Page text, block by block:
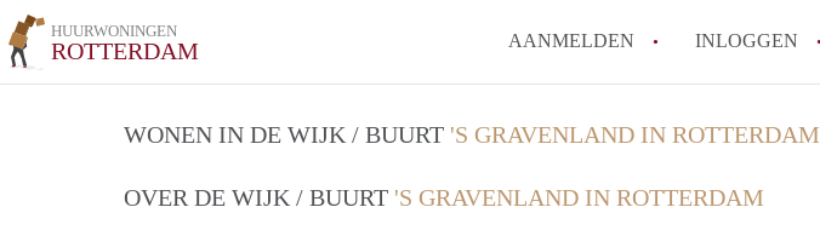
HUURWONINGEN
ROTTERDAM AANMELDEN INLOGGEN
WONEN IN DE WIJK / BUURT 'S GRAVENLAND IN ROTTERDAM
OVER DE WIJK / BUURT 'S GRAVENLAND IN ROTTERDAM